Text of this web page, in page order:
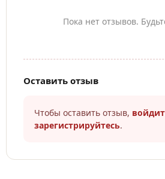
Пока нет отзывов.
Оставить отзыв
Чтобы оставить отзыв,
зарегистрируйтесь.